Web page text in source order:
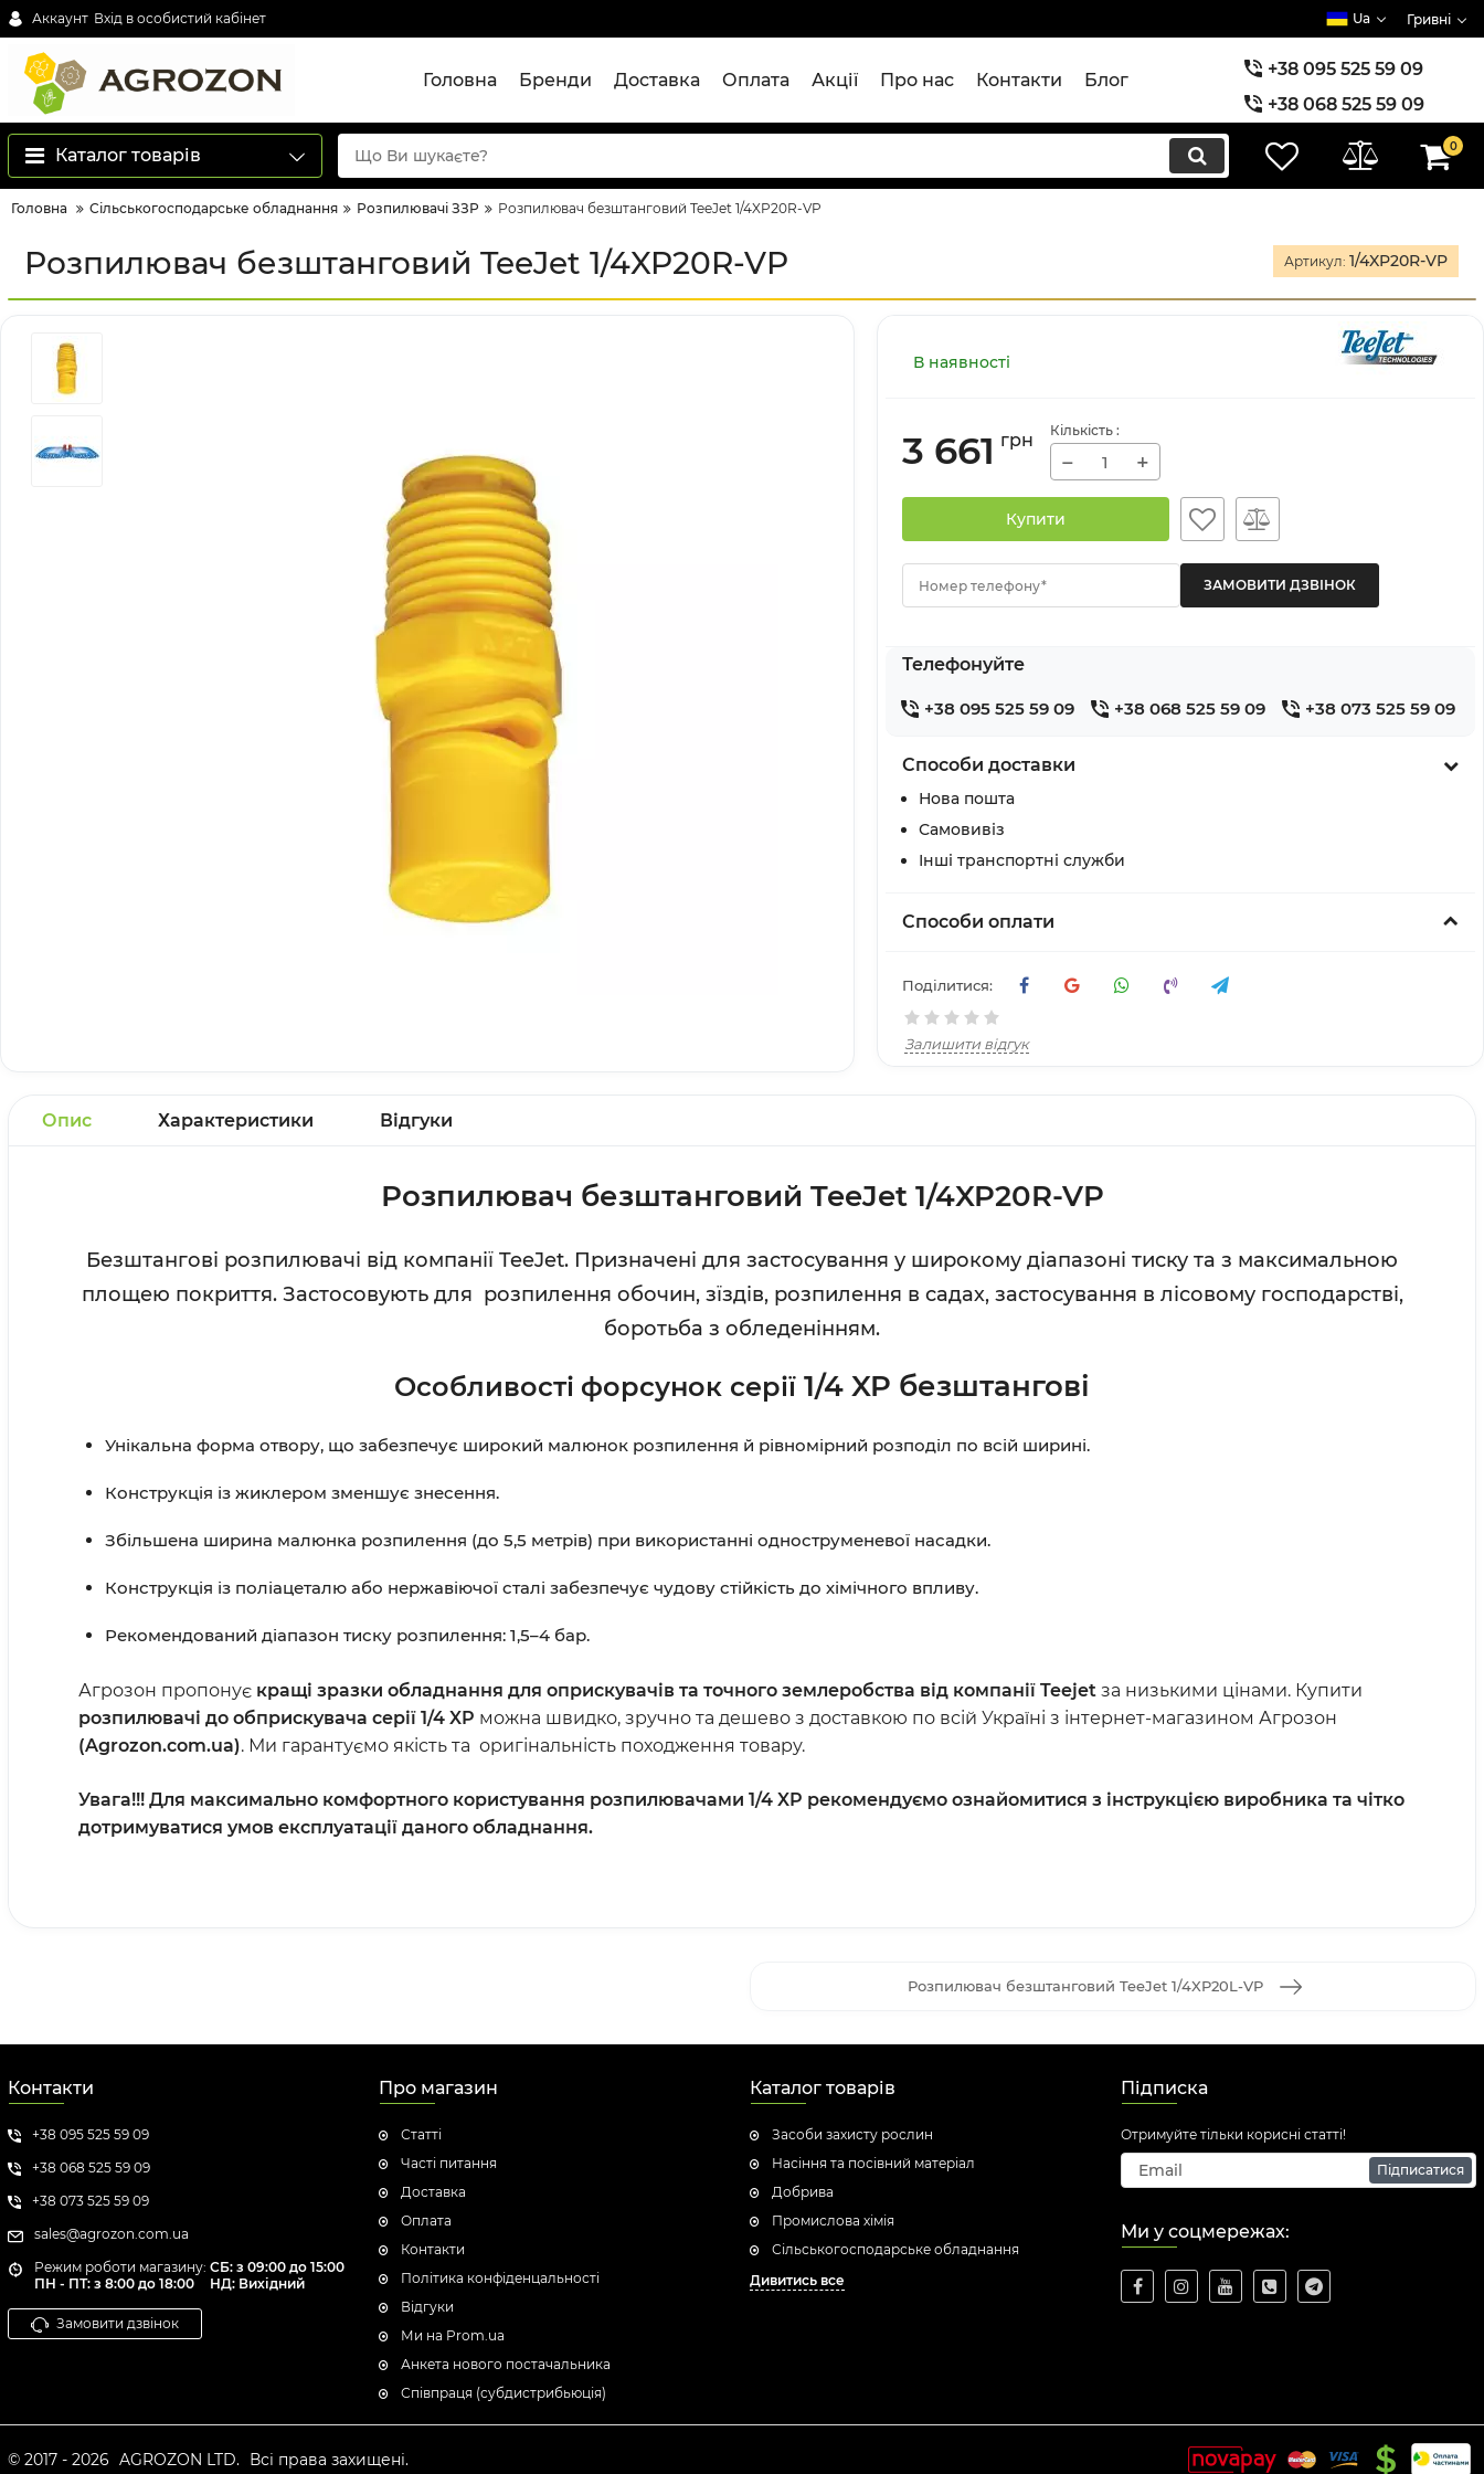
Аккаунт Вхід в особистий кабінет Ua Гривні
Головна Бренди Доставка Оплата Акції Про нас Контакти Блог
+38 095 525 59 09
+38 068 525 59 09
+38 073 525 59 09
Каталог товарів 0
Головна Сільськогосподарське обладнання Розпилювачі ЗЗР Розпилювач безштанговий TeeJet 1/4XP20R-VP
Розпилювач безштанговий TeeJet 1/4XP20R-VP Артикул: 1/4XP20R-VP
В наявності
3 661 грн Кількість :
− +
Купити
Номер телефону*
Телефонуйте
+38 095 525 59 09 +38 068 525 59 09 +38 073 525 59 09
Способи доставки
Нова пошта
Самовивіз
Інші транспортні служби
Способи оплати
Поділитися:
Залишити відгук
Опис Характеристики Відгуки
Розпилювач безштанговий TeeJet 1/4XP20R-VP
Безштангові розпилювачі від компанії TeeJet. Призначені для застосування у широкому діапазоні тиску та з максимальною
площею покриття. Застосовують для розпилення обочин, зїздів, розпилення в садах, застосування в лісовому господарстві,
боротьба з обледенінням.
Особливості форсунок серії 1/4 XP безштангові
Унікальна форма отвору, що забезпечує широкий малюнок розпилення й рівномірний розподіл по всій ширині.
Конструкція із жиклером зменшує знесення.
Збільшена ширина малюнка розпилення (до 5,5 метрів) при використанні одноструменевої насадки.
Конструкція із поліацеталю або нержавіючої сталі забезпечує чудову стійкість до хімічного впливу.
Рекомендований діапазон тиску розпилення: 1,5–4 бар.
Агрозон пропонує кращі зразки обладнання для оприскувачів та точного землеробства від компанії Teejet за низькими цінами. Купити
розпилювачі до обприскувача серії 1/4 XP можна швидко, зручно та дешево з доставкою по всій Україні з інтернет-магазином Агрозон
(Agrozon.com.ua). Ми гарантуємо якість та оригінальність походження товару.
Увага!!! Для максимально комфортного користування розпилювачами 1/4 XP рекомендуємо ознайомитися з інструкцією виробника та чітко
дотримуватися умов експлуатації даного обладнання.
Розпилювач безштанговий TeeJet 1/4XP20L-VP
Контакти
+38 095 525 59 09
+38 068 525 59 09
+38 073 525 59 09
sales@agrozon.com.ua
Режим роботи магазину:
ПН - ПТ: з 8:00 до 18:00
СБ: з 09:00 до 15:00
НД: Вихідний
Замовити дзвінок
Про магазин
Статті
Часті питання
Доставка
Оплата
Контакти
Політика конфіденцальності
Відгуки
Ми на Prom.ua
Анкета нового постачальника
Співпраця (субдистрибьюція)
Каталог товарів
Засоби захисту рослин
Насіння та посівний матеріал
Добрива
Промислова хімія
Сільськогосподарське обладнання
Дивитись все
Підписка
Отримуйте тільки корисні статті!
Підписатися
Ми у соцмережах:
© 2017 - 2026 AGROZON LTD. Всі права захищені.